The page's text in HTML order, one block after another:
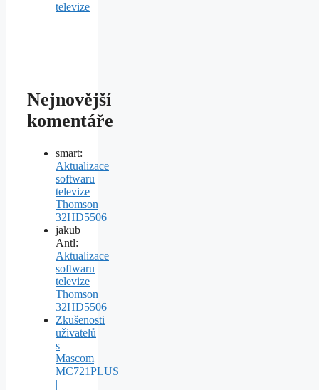
televize
Nejnovější
komentáře
smart:
Aktualizace
softwaru
televize
Thomson
32HD5506
jakub
Antl:
Aktualizace
softwaru
televize
Thomson
32HD5506
Zkušenosti
uživatelů
s
Mascom
MC721PLUS
|